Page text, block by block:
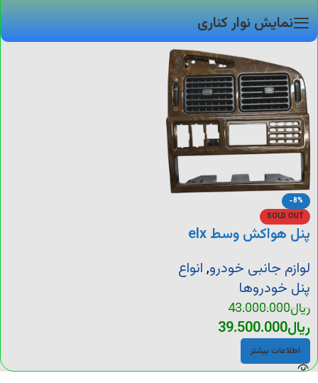
نمایش نوار کناری
-8%
SOLD OUT
پنل هواکش وسط elx
لوازم جانبی خودرو,انواع
پنل خودروها
ریال43.000.000
ریال39.500.000
اطلاعات بیشتر